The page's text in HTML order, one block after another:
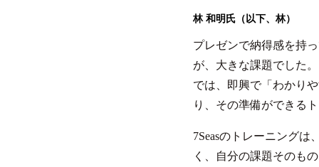
林 和明氏（以下、林）
プレゼンで納得感を持
が、大きな課題でした
では、即興で「わかり
り、その準備ができる
7Seasのトレーニング
く、自分の課題そのも